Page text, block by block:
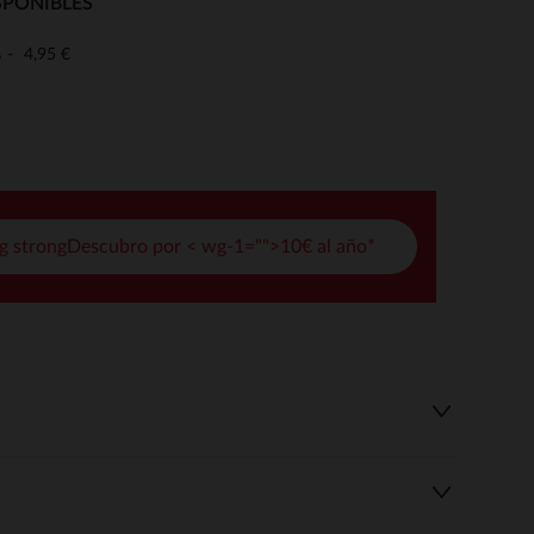
de privacidad, garantizando el cumplimiento de las
4,95 €
strongDescubro por < wg-1="">10€ al año*